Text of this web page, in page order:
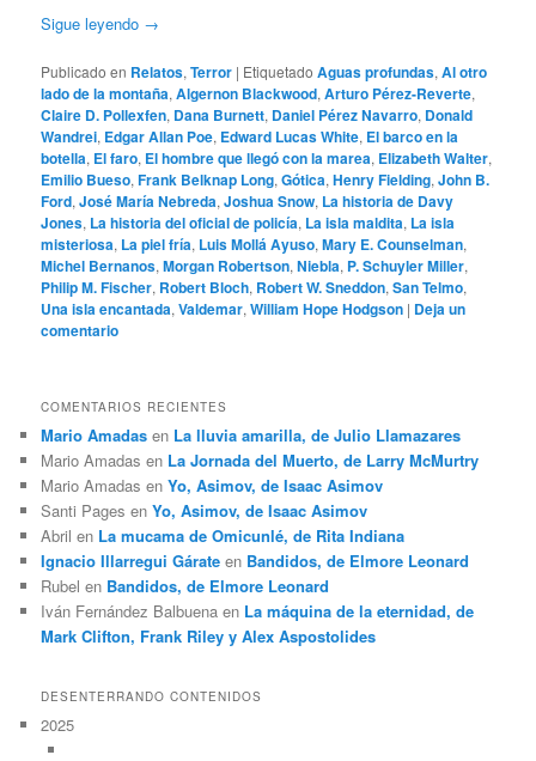
Sigue leyendo →
Publicado en Relatos,Terror | Etiquetado Aguas profundas,Al otro
lado de la montaña,Algernon Blackwood,Arturo Pérez-Reverte,
Claire D. Pollexfen, Dana Burnett, Daniel Pérez Navarro, Donald
Wandrei, Edgar Allan Poe, Edward Lucas White, El barco en la
botella, El faro, El hombre que llegó con la marea, Elizabeth Walter,
Emilio Bueso,Frank Belknap Long,Gótica,Henry Fielding,John B.
Ford,José María Nebreda,Joshua Snow, La historia de Davy
Jones, La historia del oficial de policía, La isla maldita, La isla
misteriosa, La piel fría, Luis Mollá Ayuso,Mary E. Counselman,
Michel Bernanos,Morgan Robertson,Niebla, P. Schuyler Miller,
Philip M. Fischer, Robert Bloch, Robert W. Sneddon,San Telmo,
Una isla encantada,Valdemar,William Hope Hodgson | Deja un
comentario
COMENTARIOS RECIENTES
Mario Amadas en La lluvia amarilla, de Julio Llamazares
Mario Amadas en La Jornada del Muerto, de Larry McMurtry
Mario Amadas enYo, Asimov, de Isaac Asimov
Santi Pages enYo, Asimov, de Isaac Asimov
Abril en La mucama de Omicunlé, de Rita Indiana
Ignacio Illarregui Gárate en Bandidos, de Elmore Leonard
Rubel en Bandidos, de Elmore Leonard
Iván Fernández Balbuena en La máquina de la eternidad, de
Mark Clifton, Frank Riley y Alex Aspostolides
DESENTERRANDO CONTENIDOS
2025